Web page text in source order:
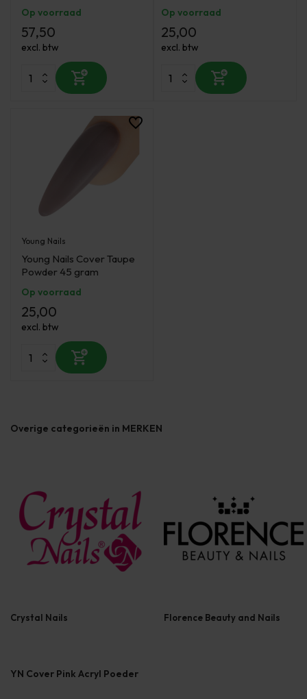
Op voorraad
57,50
excl. btw
Op voorraad
25,00
excl. btw
Young Nails
Young Nails Cover Taupe
Powder 45 gram
Op voorraad
25,00
excl. btw
Overige categorieën in MERKEN
Crystal Nails Florence Beauty and Nails
YN Cover Pink Acryl Poeder